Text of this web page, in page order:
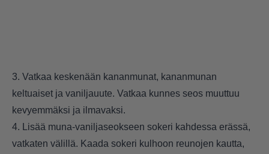
3. Vatkaa keskenään kananmunat, kananmunan
keltuaiset ja vaniljauute. Vatkaa kunnes seos muuttuu
kevyemmäksi ja ilmavaksi.
4. Lisää muna-vaniljaseokseen sokeri kahdessa erässä,
vatkaten välillä. Kaada sokeri kulhoon reunojen kautta,